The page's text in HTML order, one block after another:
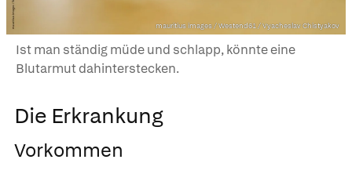
mauritius images / Westend61 / Vyacheslav Chistyakov
Ist man ständig müde und schlapp, könnte eine
Blutarmut dahinterstecken.
Die Erkrankung
Vorkommen